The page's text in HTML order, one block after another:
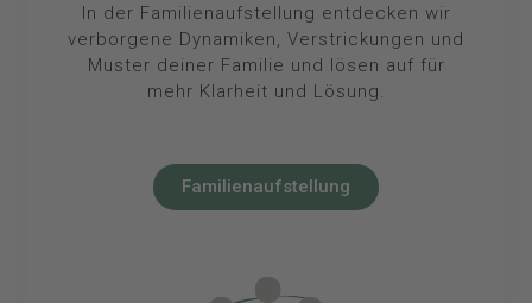
In der Familienaufstellung entdecken wir
verborgene Dynamiken, Verstrickungen und
Muster deiner Familie und lösen auf für
mehr Klarheit und Lösung.
Familienaufstellung